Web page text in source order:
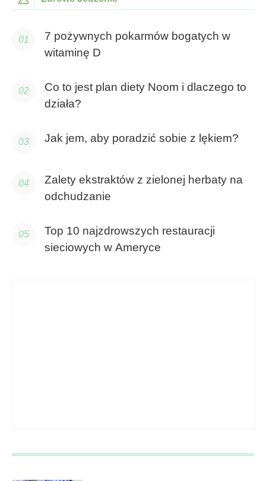
7 pożywnych pokarmów bogatych w
witaminę D
Co to jest plan diety Noom i dlaczego to
działa?
Jak jem, aby poradzić sobie z lękiem?
Zalety ekstraktów z zielonej herbaty na
odchudzanie
Top 10 najzdrowszych restauracji
sieciowych w Ameryce